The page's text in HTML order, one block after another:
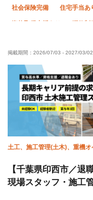
社会保険完備 住宅手当あ
資格取得支援あり 研修制
60代以上活躍中 年齢不問
残業月10時間以下 夏季休
車・バイク通勤OK 転勤
掲載期間： 2026/07/03 - 2027/03/02
土工、施工管理(土木)、重機
【千葉県印西市／退
現場スタッフ・施工